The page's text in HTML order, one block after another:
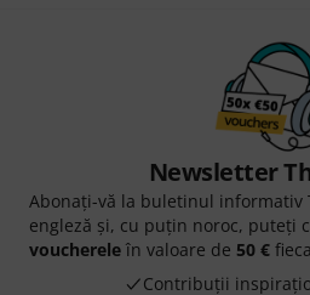
Newsletter
Abonați-vă la buletinul informativ
engleză și, cu puțin noroc, puteți
voucherele în valoare de 50 €
Contribuții